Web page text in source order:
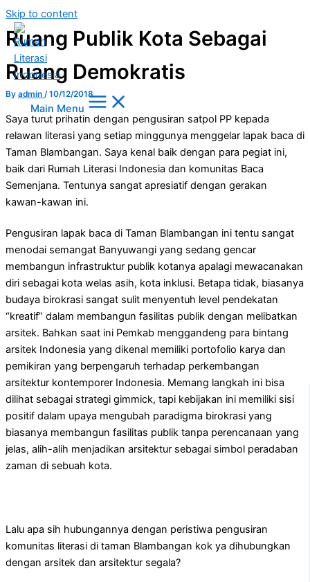
Skip to content
Main Menu
Ruang Publik Kota Sebagai
Ruang Demokratis
By admin /10/12/2018
Saya turut prihatin dengan pengusiran satpol PP kepada
relawan literasi yang setiap minggunya menggelar lapak baca di
Taman Blambangan. Saya kenal baik dengan para pegiat ini,
baik dari Rumah Literasi Indonesia dan komunitas Baca
Semenjana. Tentunya sangat apresiatif dengan gerakan
kawan-kawan ini.
Pengusiran lapak baca di Taman Blambangan ini tentu sangat
menodai semangat Banyuwangi yang sedang gencar
membangun infrastruktur publik kotanya apalagi mewacanakan
diri sebagai kota welas asih, kota inklusi. Betapa tidak, biasanya
budaya birokrasi sangat sulit menyentuh level pendekatan
“kreatif” dalam membangun fasilitas publik dengan melibatkan
arsitek. Bahkan saat ini Pemkab menggandeng para bintang
arsitek Indonesia yang dikenal memiliki portofolio karya dan
pemikiran yang berpengaruh terhadap perkembangan
arsitektur kontemporer Indonesia. Memang langkah ini bisa
dilihat sebagai strategi gimmick, tapi kebijakan ini memiliki sisi
positif dalam upaya mengubah paradigma birokrasi yang
biasanya membangun fasilitas publik tanpa perencanaan yang
jelas, alih-alih menjadikan arsitektur sebagai simbol peradaban
zaman di sebuah kota.
Lalu apa sih hubungannya dengan peristiwa pengusiran
komunitas literasi di taman Blambangan kok ya dihubungkan
dengan arsitek dan arsitektur segala?